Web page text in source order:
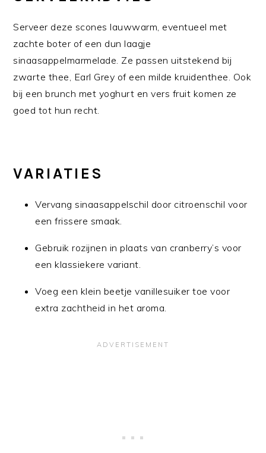
Serveer deze scones lauwwarm, eventueel met
zachte boter of een dun laagje
sinaasappelmarmelade. Ze passen uitstekend bij
zwarte thee, Earl Grey of een milde kruidenthee. Ook
bij een brunch met yoghurt en vers fruit komen ze
goed tot hun recht.
VARIATIES
Vervang sinaasappelschil door citroenschil voor
een frissere smaak.
Gebruik rozijnen in plaats van cranberry’s voor
een klassiekere variant.
Voeg een klein beetje vanillesuiker toe voor
extra zachtheid in het aroma.